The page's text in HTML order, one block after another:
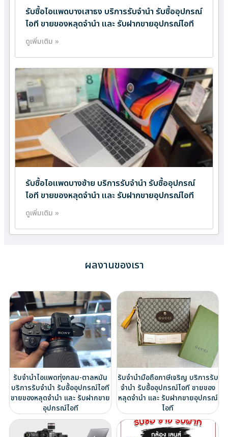
รับซื้อไอแพดบางเสาธง บริการรับจำนำ รับซื้ออุปกรณ์
ไอที ขายของหลุดจำนำ และ รับฝากขายอุปกรณ์ไอที
ดูเพิ่มเติม »
รับซื้อไอแพดบางซ้าย บริการรับจำนำ รับซื้ออุปกรณ์
ไอที ขายของหลุดจำนำ และ รับฝากขายอุปกรณ์ไอที
ดูเพิ่มเติม »
ผลงานของเรา
รับจำนำไอแพดทุ่งกลม-ตาลหมัน
บริการรับจำนำ รับซื้ออุปกรณ์ไอที
ขายของหลุดจำนำ และ รับฝากขาย
อุปกรณ์ไอที
รับจำนำมือถือภาษีเจริญ บริการรับ
จำนำ รับซื้ออุปกรณ์ไอที ขายของ
หลุดจำนำ และ รับฝากขายอุปกรณ์
ไอที